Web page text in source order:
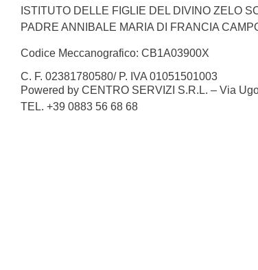
ISTITUTO DELLE FIGLIE DEL DIVINO ZELO
PADRE ANNIBALE MARIA DI FRANCIA
Codice Meccanografico: CB1A03900X
C. F. 02381780580/ P. IVA 01051501003
Powered by CENTRO SERVIZI S.R.L. – Via
TEL. +39 0883 56 68 68